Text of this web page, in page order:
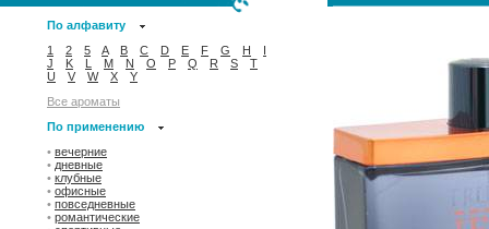
По алфавиту
1
2 5 A B C D E F G H
I
J
K L M N O P Q R S
T
U
V W X
Y
Все ароматы
По применению
• вечерние
• дневные
• клубные
• офисные
• повседневные
• романтические